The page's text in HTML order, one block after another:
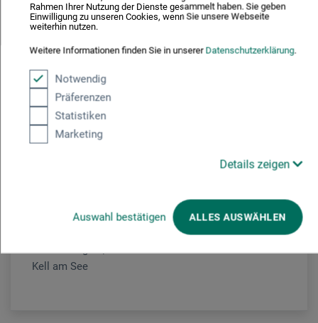
Rahmen Ihrer Nutzung der Dienste gesammelt haben. Sie geben
Einwilligung zu unseren Cookies, wenn Sie unsere Webseite
weiterhin nutzen.
Weitere Informationen finden Sie in unserer Datenschutzerklärung.
Notwendig
Präferenzen
Statistiken
Marketing
Details zeigen
Auswahl bestätigen ALLES AUSWÄHLEN
109 €
Material bitte entsprechend der Materialliste
Teilnehmerzahl.
aufgewachsen in Sierra Leone und Liberia | 2009-2011
Ausbildung an der Europäischen Kunstakademie Trier
und Freien Akademie Essen | zahlreiche
Kell am See